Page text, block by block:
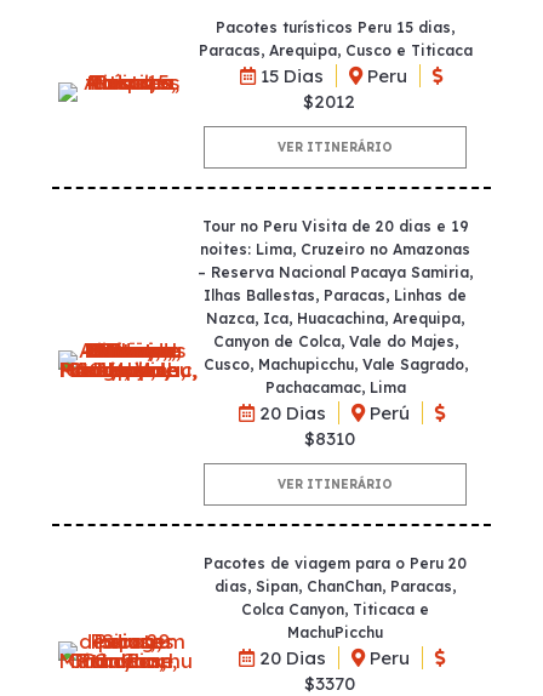
Pacotes turísticos Peru 15 dias,
Paracas, Arequipa, Cusco e Titicaca
15 Dias
Peru
$2012
VER ITINERÁRIO
Tour no Peru Visita de 20 dias e 19
noites: Lima, Cruzeiro no Amazonas
– Reserva Nacional Pacaya Samiria,
Ilhas Ballestas, Paracas, Linhas de
Nazca, Ica, Huacachina, Arequipa,
Canyon de Colca, Vale do Majes,
Cusco, Machupicchu, Vale Sagrado,
Pachacamac, Lima
20 Dias
Perú
$8310
VER ITINERÁRIO
Pacotes de viagem para o Peru 20
dias, Sipan, ChanChan, Paracas,
Colca Canyon, Titicaca e
MachuPicchu
20 Dias
Peru
$3370